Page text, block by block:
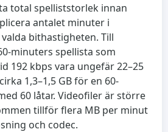
total spelliststorlek innan
antalet minuter i
bithastigheten. Till
minuters spellista som
192 kbps vara ungefär 22–25
1,3–1,5 GB för en 60-
60 låtar. Videofiler är större
tillför flera MB per minut
och codec.